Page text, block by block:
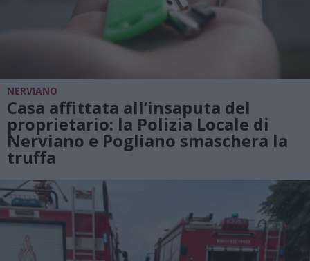
NERVIANO
Casa affittata all’insaputa del
proprietario: la Polizia Locale di
Nerviano e Pogliano smaschera la
truffa